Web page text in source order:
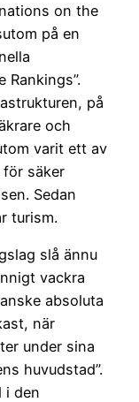
on the
på en
Rankings”.
på
och
varit ett av
säker
Sedan
turism.
slå ännu
vackra
absoluta
när
under sina
huvudstad”.
i den